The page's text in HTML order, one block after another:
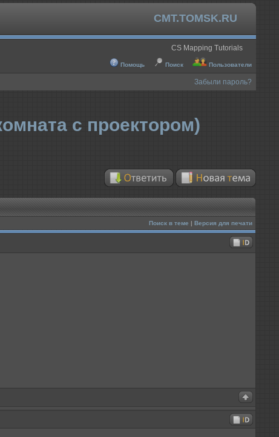
CMT.TOMSK.RU
CS Mapping Tutorials
Помощь Поиск Пользователи
Забыли пароль?
с проектором)
Поиск в теме | Версия для печати